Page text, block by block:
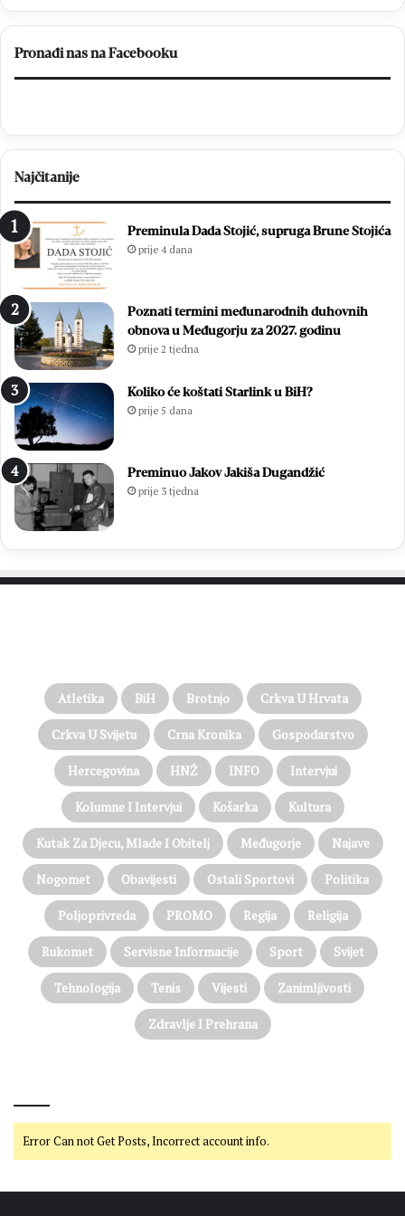
Pronađi nas na Facebooku
Najčitanije
Preminula Dada Stojić, supruga Brune Stojića
prije 4 dana
Poznati termini međunarodnih duhovnih
obnova u Međugorju za 2027. godinu
prije 2 tjedna
Koliko će koštati Starlink u BiH?
prije 5 dana
Preminuo Jakov Jakiša Dugandžić
prije 3 tjedna
Atletika BiH Brotnjo Crkva U Hrvata
Crkva U Svijetu Crna Kronika Gospodarstvo
Hercegovina HNŽ INFO Intervjui
Kolumne I Intervjui Košarka Kultura
Kutak Za Djecu, Mlade I Obitelj Međugorje Najave
Nogomet Obavijesti Ostali Sportovi Politika
Poljoprivreda PROMO Regija Religija
Rukomet Servisne Informacije Sport Svijet
Tehnologija Tenis Vijesti Zanimljivosti
Zdravlje I Prehrana
Error Can not Get Posts, Incorrect account info.